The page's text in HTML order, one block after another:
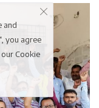
and
you agree
our Cookie